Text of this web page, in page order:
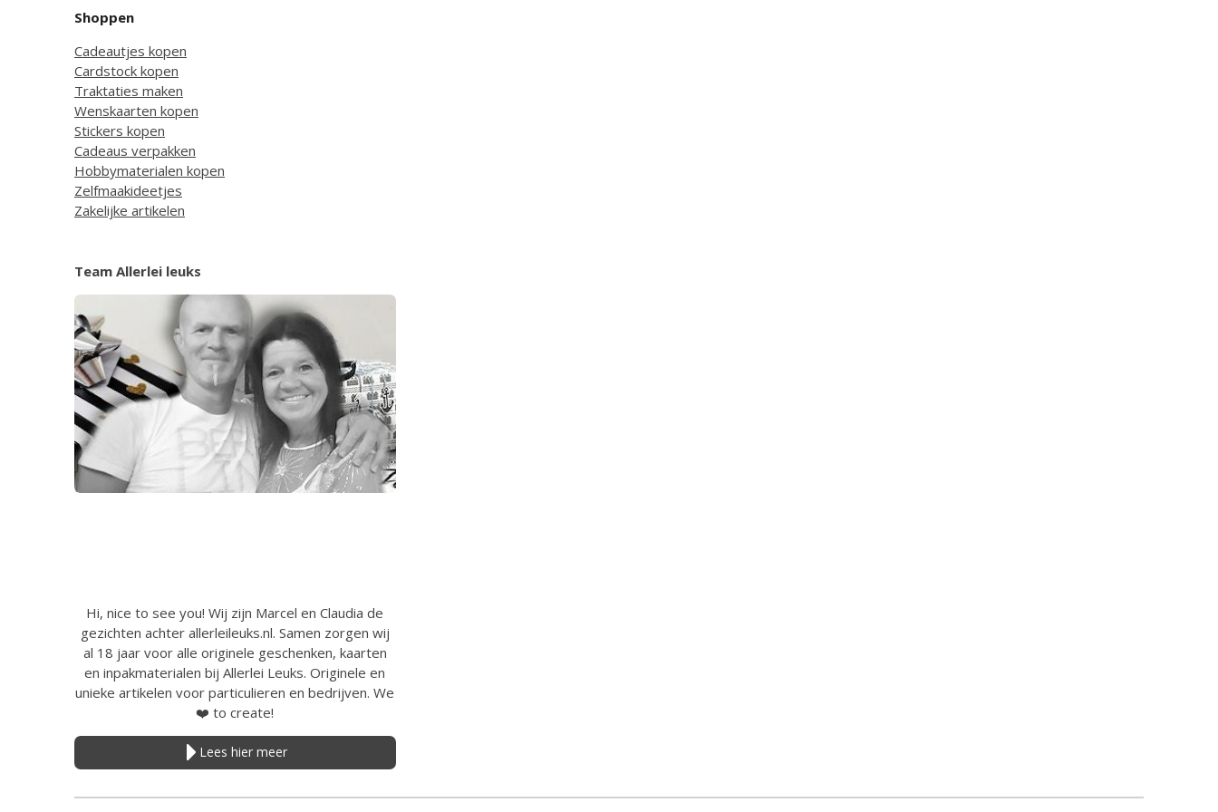
Shoppen
Cadeautjes kopen
Cardstock kopen
Traktaties maken
Wenskaarten kopen
Stickers kopen
Cadeaus verpakken
Hobbymaterialen kopen
Zelfmaakideetjes
Zakelijke artikelen
Team Allerlei leuks
Hi, nice to see you! Wij zijn Marcel en Claudia de
gezichten achter allerleileuks.nl. Samen zorgen wij
al 18 jaar voor alle originele geschenken, kaarten
en inpakmaterialen bij Allerlei Leuks. Originele en
unieke artikelen voor particulieren en bedrijven. We
❤️ to create!
Lees hier meer